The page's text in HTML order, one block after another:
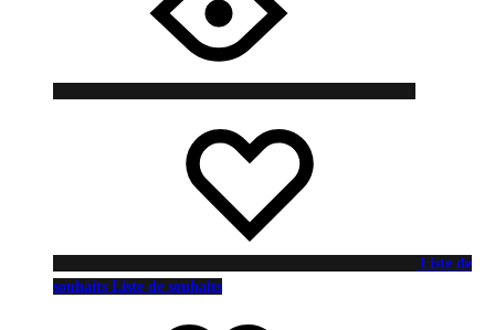
Liste de
souhaits Liste de souhaits